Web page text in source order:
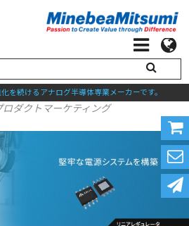
を続けるアナログ半導体専業メーカーです。
ロダクトマーケティング